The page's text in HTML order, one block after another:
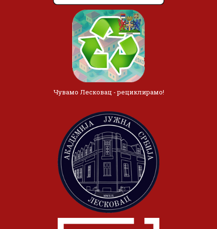
Чувамо Лесковац - рециклирамо!